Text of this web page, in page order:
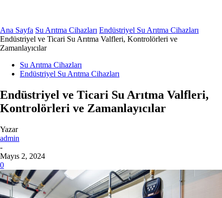
Ana Sayfa Su Arıtma Cihazları Endüstriyel Su Arıtma Cihazları
Endüstriyel ve Ticari Su Arıtma Valfleri, Kontrolörleri ve
Zamanlayıcılar
Su Arıtma Cihazları
Endüstriyel Su Arıtma Cihazları
Endüstriyel ve Ticari Su Arıtma Valfleri,
Kontrolörleri ve Zamanlayıcılar
Yazar
admin
-
Mayıs 2, 2024
0